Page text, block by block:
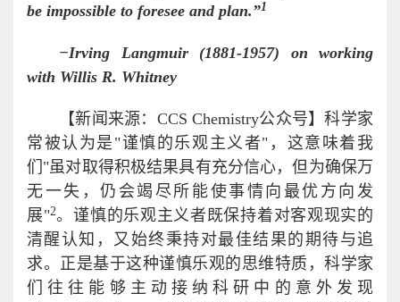
be impossible to foresee and plan.”1
−Irving Langmuir (1881-1957) on working
with Willis R. Whitney
【新闻来源：CCS Chemistry公众号】科学家
常被认为是"谨慎的乐观主义者"，这意味着我
们"虽对取得积极结果具有充分信心，但为确保万
无一失，仍会竭尽所能使事情向最优方向发
展"2。谨慎的乐观主义者既保持着对客观现实的
清醒认知，又始终秉持对最佳结果的期待与追
求。正是基于这种谨慎乐观的思维特质，科学家
们往往能够主动接纳科研中的意外发现